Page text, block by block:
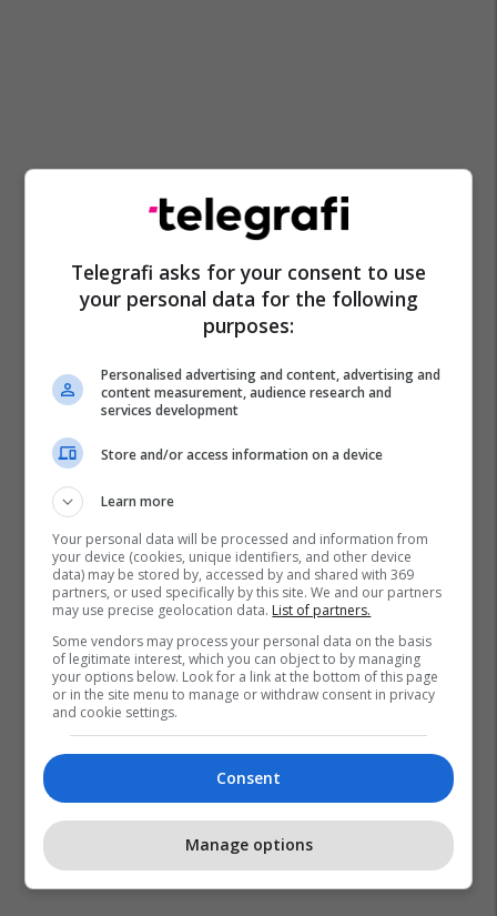
Telegrafi asks for your consent to use
your personal data for the following
purposes:
Personalised advertising and content, advertising and
content measurement, audience research and
services development
Store and/or access information on a device
Learn more
Your personal data will be processed and information from
your device (cookies, unique identifiers, and other device
data) may be stored by, accessed by and shared with 369
partners, or used specifically by this site. We and our partners
may use precise geolocation data. List of partners.
Some vendors may process your personal data on the basis
of legitimate interest, which you can object to by managing
your options below. Look for a link at the bottom of this page
or in the site menu to manage or withdraw consent in privacy
and cookie settings.
Consent
Manage options